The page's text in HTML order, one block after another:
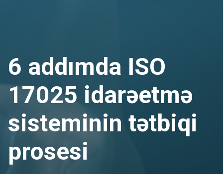
6 addımda ISO
17025 idarəetmə
sisteminin tətbiqi
prosesi